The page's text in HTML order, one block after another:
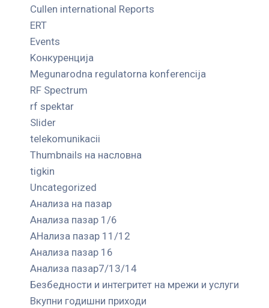
Cullen international Reports
ERT
Events
Kонкуренција
Megunarodna regulatorna konferencija
RF Spectrum
rf spektar
Slider
telekomunikacii
Thumbnails на насловна
tigkin
Uncategorized
Анализа на пазар
Анализа пазар 1/6
АНализа пазар 11/12
Анализа пазар 16
Анализа пазар7/13/14
Безбедности и интегритет на мрежи и услуги
Вкупни годишни приходи